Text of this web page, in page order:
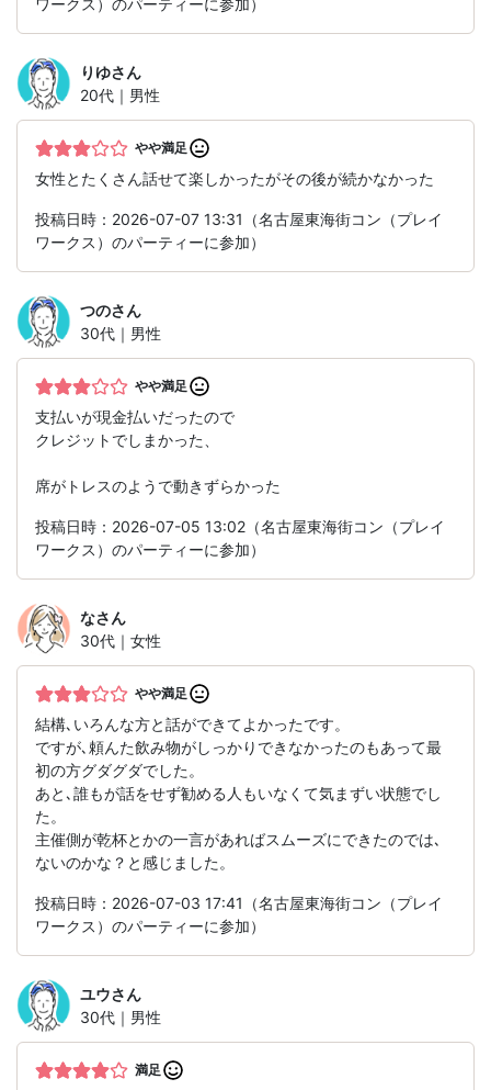
ワークス）のパーティーに参加）
りゆさん
20代｜男性
やや満足
女性とたくさん話せて楽しかったがその後が続かなかった
投稿日時：2026-07-07 13:31（名古屋東海街コン（プレイ
ワークス）のパーティーに参加）
つのさん
30代｜男性
やや満足
支払いが現金払いだったので
クレジットでしまかった、
席がトレスのようで動きずらかった
投稿日時：2026-07-05 13:02（名古屋東海街コン（プレイ
ワークス）のパーティーに参加）
なさん
30代｜女性
やや満足
結構､いろんな方と話ができてよかったです。
ですが､頼んた飲み物がしっかりできなかったのもあって最
初の方グダグダでした。
あと､誰もが話をせず勧める人もいなくて気まずい状態でし
た。
主催側が乾杯とかの一言があればスムーズにできたのでは､
ないのかな？と感じました。
投稿日時：2026-07-03 17:41（名古屋東海街コン（プレイ
ワークス）のパーティーに参加）
ユウさん
30代｜男性
満足